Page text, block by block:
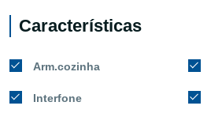
Características
Arm.cozinha
Interfone